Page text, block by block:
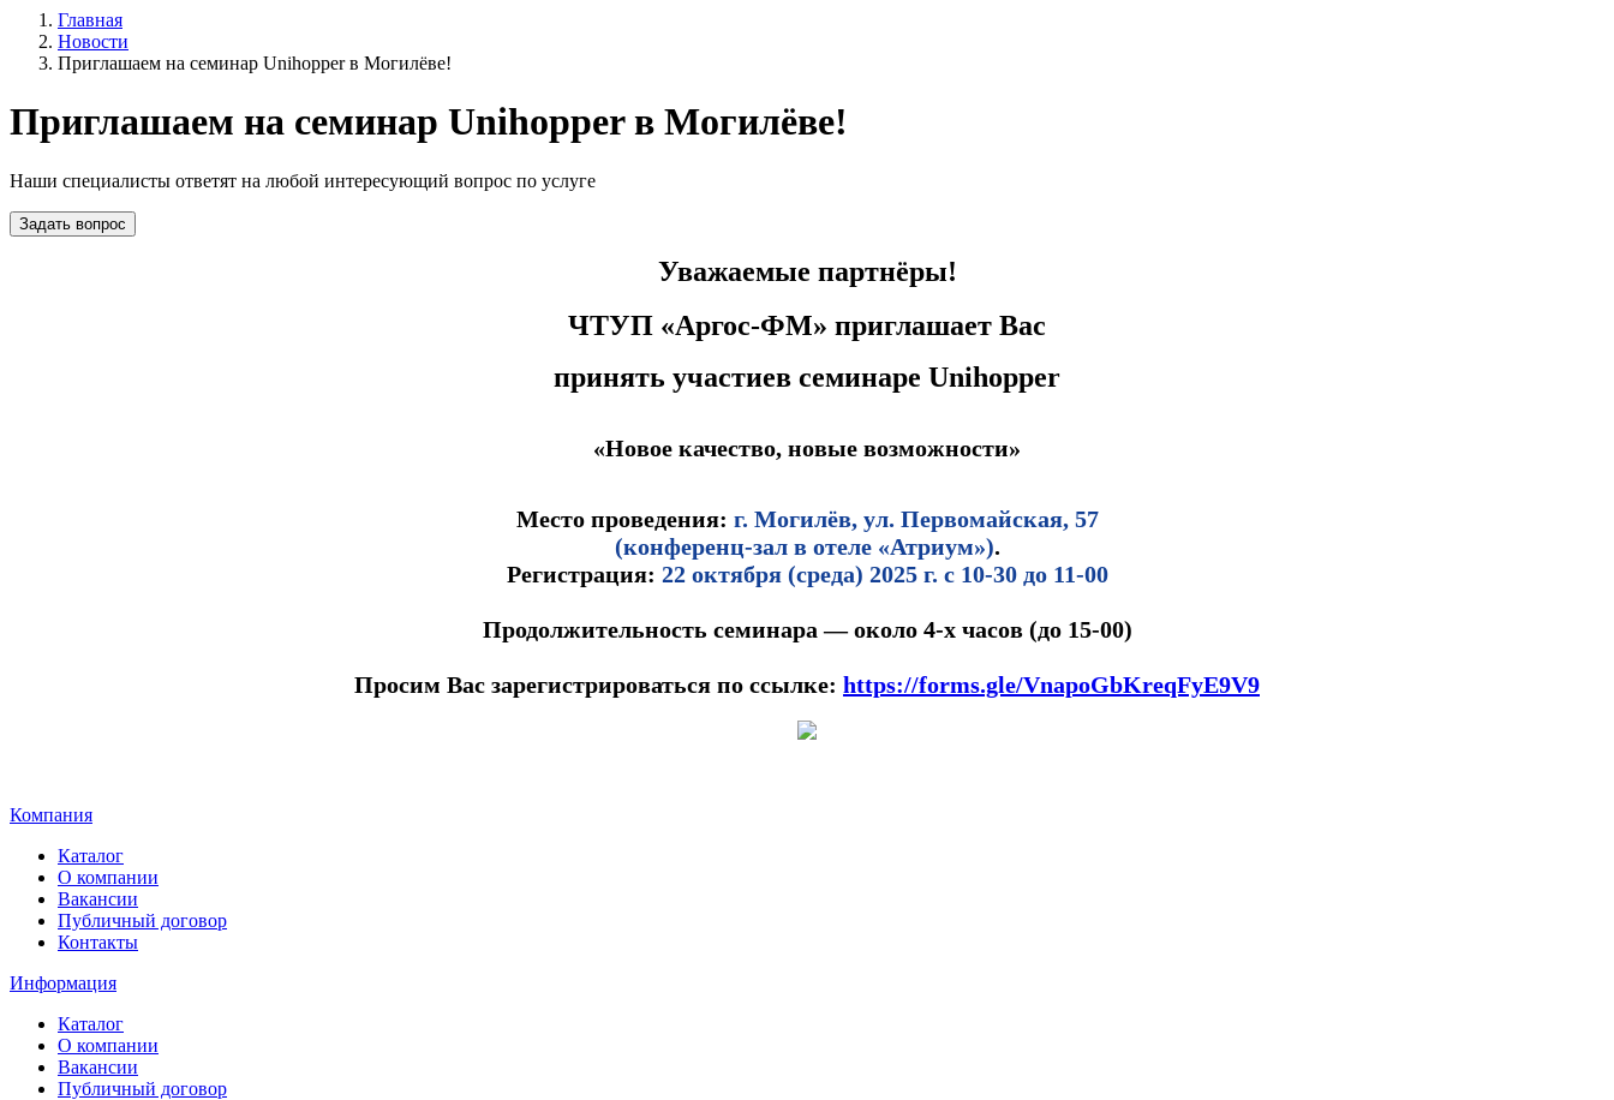
Главная
Новости
Приглашаем на семинар Unihopper в Могилёве!
Приглашаем на семинар Unihopper в Могилёве!
Наши специалисты ответят на любой интересующий вопрос по услуге
Задать вопрос
Уважаемые партнёры!
ЧТУП «Аргос-ФМ» приглашает Вас
принять участиев семинаре Unihopper
«Новое качество, новые возможности»
Место проведения: г. Могилёв, ул. Первомайская, 57
(конференц-зал в отеле «Атриум»).
Регистрация: 22 октября (среда) 2025 г. с 10-30 до 11-00
Продолжительность семинара — около 4-х часов (до 15-00)
Просим Вас зарегистрироваться по ссылке: https://forms.gle/VnapoGbKreqFyE9V9
Компания
Каталог
О компании
Вакансии
Публичный договор
Контакты
Информация
Каталог
О компании
Вакансии
Публичный договор